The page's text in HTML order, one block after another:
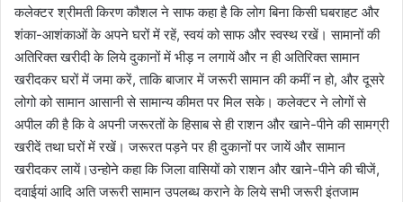
कलेक्टर श्रीमती किरण कौशल ने साफ कहा है कि लोग बिना किसी घबराहट और
शंका-आशंकाओं के अपने घरों में रहें, स्वयं को साफ और स्वस्थ रखें। सामानों की
अतिरिक्त खरीदी के लिये दुकानों में भीड़ न लगायें और न ही अतिरिक्त सामान
खरीदकर घरों में जमा करें, ताकि बाजार में जरूरी सामान की कमीं न हो, और दूसरे
लोगो को सामान आसानी से सामान्य कीमत पर मिल सके। कलेक्टर ने लोगों से
अपील की है कि वे अपनी जरूरतों के हिसाब से ही राशन और खाने-पीने की सामग्री
खरीदें तथा घरों में रखें। जरूरत पड़ने पर ही दुकानों पर जायें और सामान
खरीदकर लायें।उन्होने कहा कि जिला वासियों को राशन और खाने-पीने की चीजें,
दवाईयां आदि अति जरूरी सामान उपलब्ध कराने के लिये सभी जरूरी इंतजाम